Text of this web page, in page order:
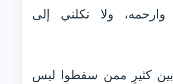
وارحمه، ولا تكلني إلى
كثيرٍ ممن سقطوا ليس